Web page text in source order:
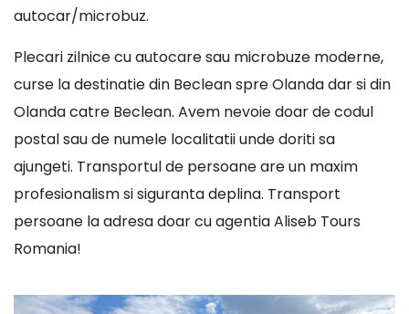
autocar/microbuz.
Plecari zilnice cu autocare sau microbuze moderne,
curse la destinatie din Beclean spre Olanda dar si din
Olanda catre Beclean. Avem nevoie doar de codul
postal sau de numele localitatii unde doriti sa
ajungeti. Transportul de persoane are un maxim
profesionalism si siguranta deplina. Transport
persoane la adresa doar cu agentia Aliseb Tours
Romania!
Player